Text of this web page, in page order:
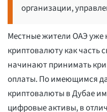
организации,
Местные жители ОАЭ
криптовалюту как часть
начинают принимать
оплаты. По имеющимся
криптовалюты в Дубае
цифровые активы, в